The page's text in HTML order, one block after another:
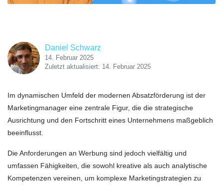
Daniel Schwarz
14. Februar 2025
Zuletzt aktualisiert: 14. Februar 2025
Im dynamischen Umfeld der modernen Absatzförderung ist der
Marketingmanager eine zentrale Figur, die die strategische
Ausrichtung und den Fortschritt eines Unternehmens maßgeblich
beeinflusst.
Die Anforderungen an Werbung sind jedoch vielfältig und
umfassen Fähigkeiten, die sowohl kreative als auch analytische
Kompetenzen vereinen, um komplexe Marketingstrategien zu